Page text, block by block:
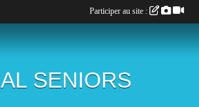
SENIORS
Participer au site :